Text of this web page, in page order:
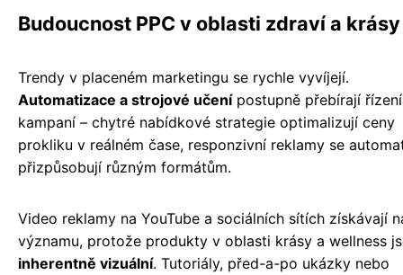
Budoucnost PPC v oblasti zdraví a krásy
Trendy v placeném marketingu se rychle vyvíjejí.
Automatizace a strojové učenípostupně přebírají řízení
kampaní – chytré nabídkové strategie optimalizují ceny
prokliku v reálném čase, responzivní reklamy se
přizpůsobují různým formátům.
Video reklamy na YouTube a sociálních sítích získávají
významu, protože produkty v oblasti krásy a wellness
inherentně vizuální. Tutoriály, před-a-po ukázky nebo